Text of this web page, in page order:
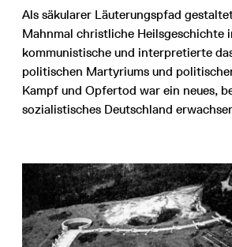
Als säkularer Läuterungspfad
Mahnmal christliche Heilsgeschichte
kommunistische und interpretierte
politischen Martyriums und
Kampf und Opfertod war ein neues,
sozialistisches Deutschland